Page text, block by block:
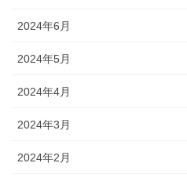
2024年6月
2024年5月
2024年4月
2024年3月
2024年2月